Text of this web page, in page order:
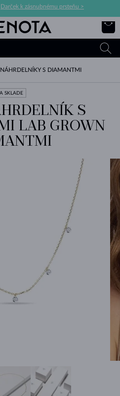
Darček k zásnubnému prsteňu >
S DIAMANTMI
SKLADE
S
LAB GROWN